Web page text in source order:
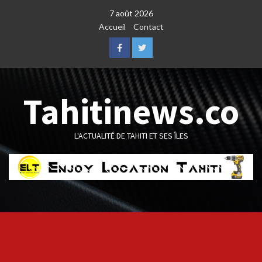
7 août 2026
Accueil
Contact
FacebookTwitter
Tahitinews.co
L'ACTUALITÉ DE TAHITI ET SES ÎLES